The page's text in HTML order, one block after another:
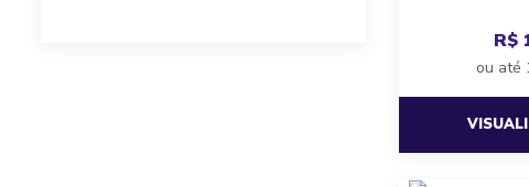
R$
ou até